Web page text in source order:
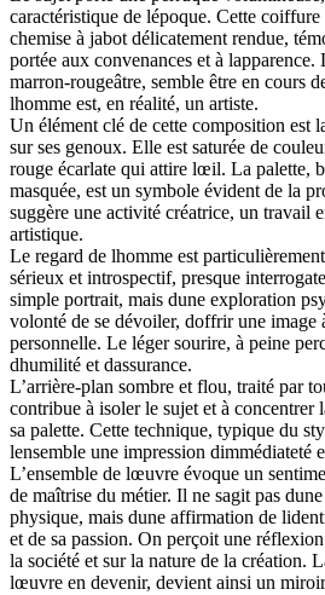
caractéristique de lépoque. Cette coiffure
chemise à jabot délicatement rendue,
portée aux convenances et à
marron-rougeâtre, semble être en cours
lhomme est, en réalité, un artiste.
Un élément clé de cette composition est
sur ses genoux. Elle est saturée de
rouge écarlate qui attire lœil. La palette,
masquée, est un symbole évident de la
suggère une activité créatrice, un travail
artistique.
Le regard de lhomme est
sérieux et introspectif, presque
simple portrait, mais dune exploration
volonté de se dévoiler, doffrir une image
personnelle. Le léger sourire, à peine
dhumilité et dassurance.
L’arrière-plan sombre et flou, traité par
contribue à isoler le sujet et à concentrer
sa palette. Cette technique, typique du
lensemble une impression dimmédiateté
L’ensemble de lœuvre évoque un
de maîtrise du métier. Il ne sagit pas
physique, mais dune affirmation de
et de sa passion. On perçoit une
la société et sur la nature de la création.
lœuvre en devenir, devient ainsi un